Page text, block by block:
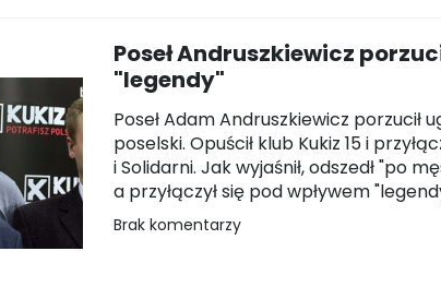
Poseł Andruszkiewicz
"legendy"
Poseł Adam Andruszkiewicz porzucił
poselski. Opuścił klub Kukiz 15 i
i Solidarni. Jak wyjaśnił, odszedł "po
a przyłączył się pod wpływem
Brak komentarzy